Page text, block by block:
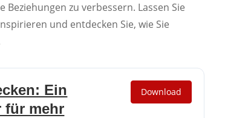
zu verbessern. Lassen Sie
und entdecken Sie, wie Sie
Ein
für mehr
Download